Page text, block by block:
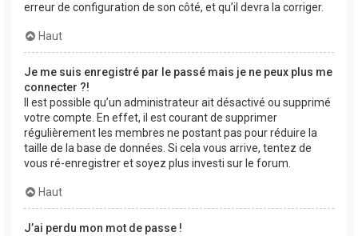
erreur de configuration de son côté, et qu’il devra la corriger.
Haut
Je me suis enregistré par le passé mais je ne peux plus me
connecter ?!
Il est possible qu’un administrateur ait désactivé ou supprimé
votre compte. En effet, il est courant de supprimer
régulièrement les membres ne postant pas pour réduire la
taille de la base de données. Si cela vous arrive, tentez de
vous ré-enregistrer et soyez plus investi sur le forum.
Haut
J’ai perdu mon mot de passe !